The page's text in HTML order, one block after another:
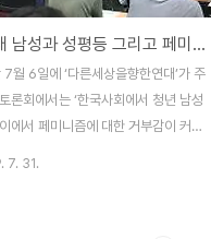
을 추구하는 게 진정한 마르크스주의
각한다. 이처럼 젠더 모순을 부차화시
계적 단결을 추구하는 입장도 있을 수
론해 봐야 한다고 본다. 진짜 문제는
이러한 행보 속..
20대 남성과 성평등 그리고 페미니즘
7월 6일에 ‘다른세상을향한연대’가 주
론회에서는 ‘한국사회에서 청년 남성
에서 페미니즘에 대한 거부감이 커지
7. 31.